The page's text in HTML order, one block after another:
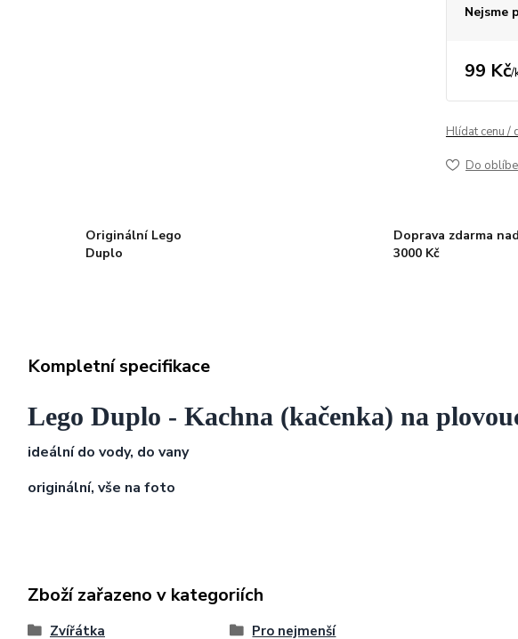
Nejsme
99 Kč/
Hlídat cenu /
Do
Originální Lego
Duplo
Doprava zdarma nad
3000 Kč
Kompletní specifikace
Lego Duplo - Kachna (kačenka) na
ideální do vody, do vany
originální, vše na foto
Zboží zařazeno v kategoriích
Zvířátka Pro nejmenší